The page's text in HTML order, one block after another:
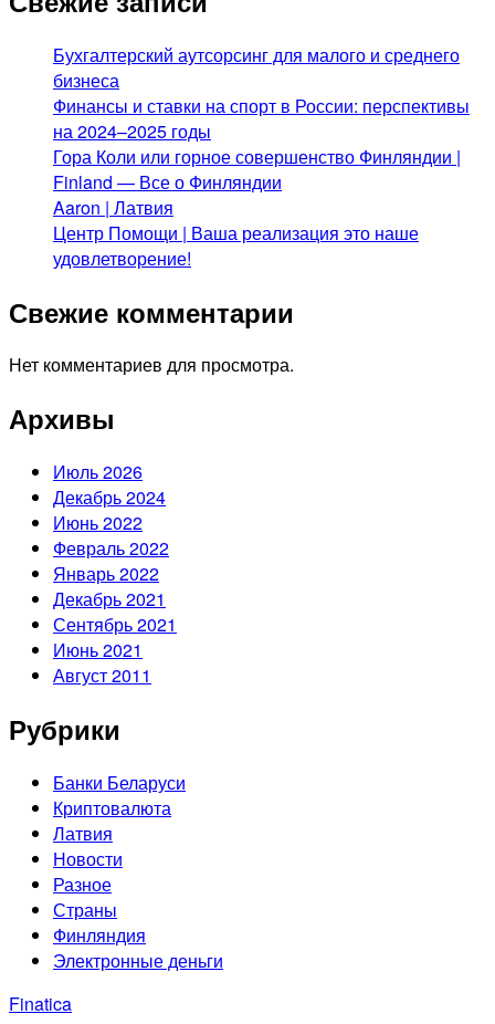
Бухгалтерский аутсорсинг для малого и среднего
бизнеса
Финансы и ставки на спорт в России: перспективы
на 2024–2025 годы
Гора Коли или горное совершенство Финляндии |
Finland — Все о Финляндии
Aaron | Латвия
Центр Помощи | Ваша реализация это наше
удовлетворение!
Свежие комментарии
Нет комментариев для просмотра.
Архивы
Июль 2026
Декабрь 2024
Июнь 2022
Февраль 2022
Январь 2022
Декабрь 2021
Сентябрь 2021
Июнь 2021
Август 2011
Рубрики
Банки Беларуси
Криптовалюта
Латвия
Новости
Разное
Страны
Финляндия
Электронные деньги
Finatica